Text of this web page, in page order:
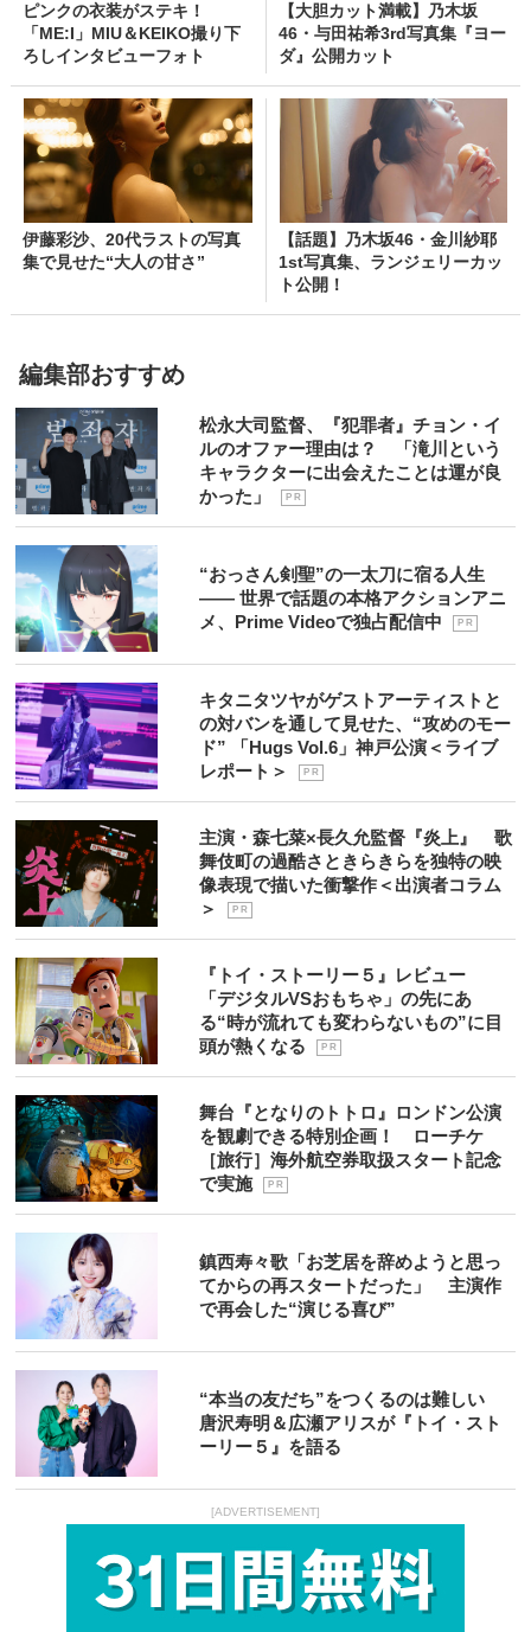
ピンクの衣装がステキ！
「ME:I」MIU＆KEIKO撮り下
ろしインタビューフォト
【大胆カット満載】乃木坂
46・与田祐希3rd写真集『ヨー
ダ』公開カット
伊藤彩沙、20代ラストの写真
集で見せた“大人の甘さ”
【話題】乃木坂46・金川紗耶
1st写真集、ランジェリーカッ
ト公開！
編集部おすすめ
松永大司監督、『犯罪者』チョン・イ
ルのオファー理由は？ 「滝川という
キャラクターに出会えたことは運が良
かった」
P R
“おっさん剣聖”の一太刀に宿る人生
―― 世界で話題の本格アクションアニ
メ、Prime Videoで独占配信中
P R
キタニタツヤがゲストアーティストと
の対バンを通して見せた、“攻めのモー
ド” 「Hugs Vol.6」神戸公演＜ライブ
レポート＞
P R
主演・森七菜×長久允監督『炎上』 歌
舞伎町の過酷さときらきらを独特の映
像表現で描いた衝撃作＜出演者コラム
＞
P R
『トイ・ストーリー５』レビュー
「デジタルVSおもちゃ」の先にあ
る“時が流れても変わらないもの”に目
頭が熱くなる
P R
舞台『となりのトトロ』ロンドン公演
を観劇できる特別企画！ ローチケ
［旅行］海外航空券取扱スタート記念
で実施
P R
鎮西寿々歌「お芝居を辞めようと思っ
てからの再スタートだった」 主演作
で再会した“演じる喜び”
“本当の友だち”をつくるのは難しい
唐沢寿明＆広瀬アリスが『トイ・スト
ーリー５』を語る
[ADVERTISEMENT]